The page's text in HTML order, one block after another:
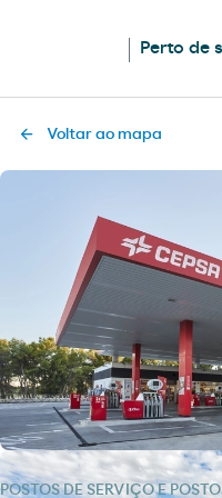
Perto de
Voltar ao mapa
POSTOS DE SERVIÇO E